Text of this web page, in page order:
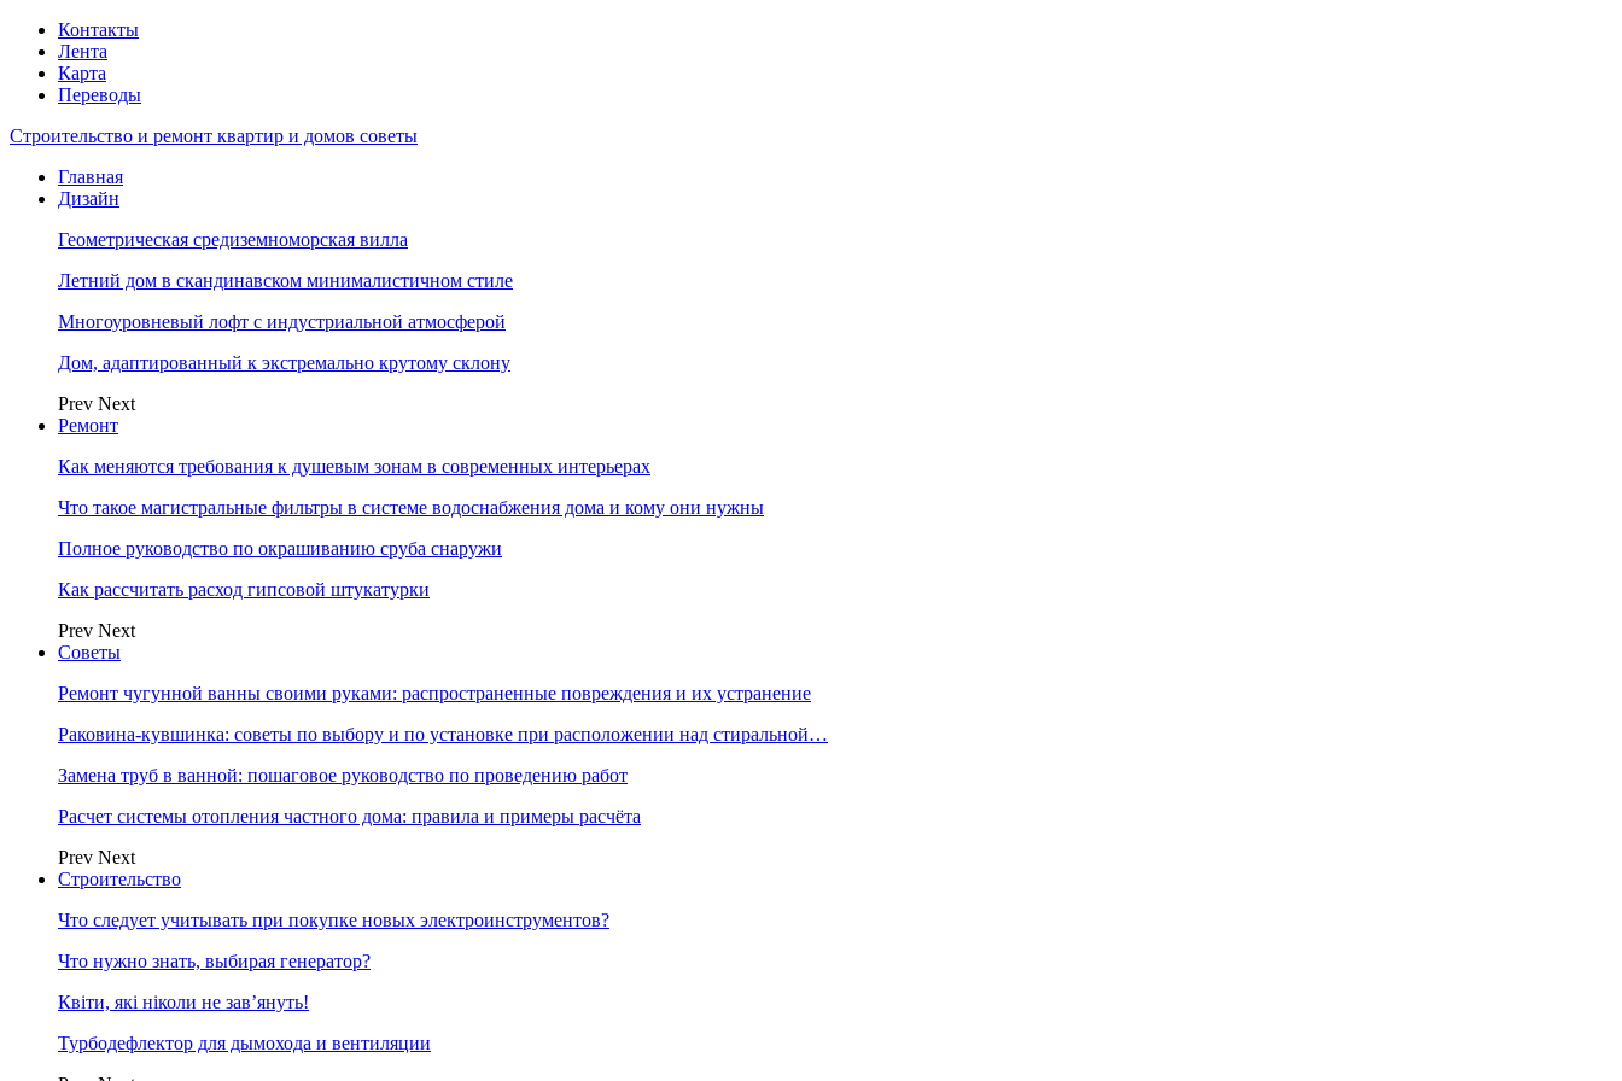
Контакты
Лента
Карта
Переводы
Строительство и ремонт квартир и домов советы
Главная
Дизайн
Геометрическая средиземноморская вилла
Летний дом в скандинавском минималистичном стиле
Многоуровневый лофт с индустриальной атмосферой
Дом, адаптированный к экстремально крутому склону
Prev Next
Ремонт
Как меняются требования к душевым зонам в современных интерьерах
Что такое магистральные фильтры в системе водоснабжения дома и кому они нужны
Полное руководство по окрашиванию сруба снаружи
Как рассчитать расход гипсовой штукатурки
Prev Next
Советы
Ремонт чугунной ванны своими руками: распространенные повреждения и их устранение
Раковина-кувшинка: советы по выбору и по установке при расположении над стиральной…
Замена труб в ванной: пошаговое руководство по проведению работ
Расчет системы отопления частного дома: правила и примеры расчёта
Prev Next
Строительство
Что следует учитывать при покупке новых электроинструментов?
Что нужно знать, выбирая генератор?
Квіти, які ніколи не зав’януть!
Турбодефлектор для дымохода и вентиляции